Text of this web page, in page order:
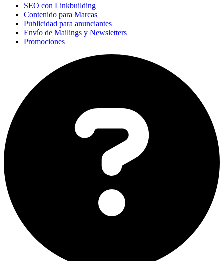
SEO con Linkbuilding
Contenido para Marcas
Publicidad para anunciantes
Envío de Mailings y Newsletters
Promociones